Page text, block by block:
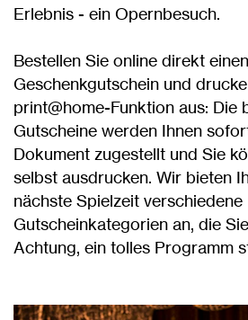
Erlebnis - ein Opernbesuch.
Bestellen Sie online direkt einen
Geschenkgutschein und
print@home-Funktion aus: Die
Gutscheine werden Ihnen
Dokument zugestellt und Sie
selbst ausdrucken. Wir bieten
nächste Spielzeit verschiedene
Gutscheinkategorien an, die
Achtung, ein tolles Programm